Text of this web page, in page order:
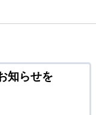
知らせを